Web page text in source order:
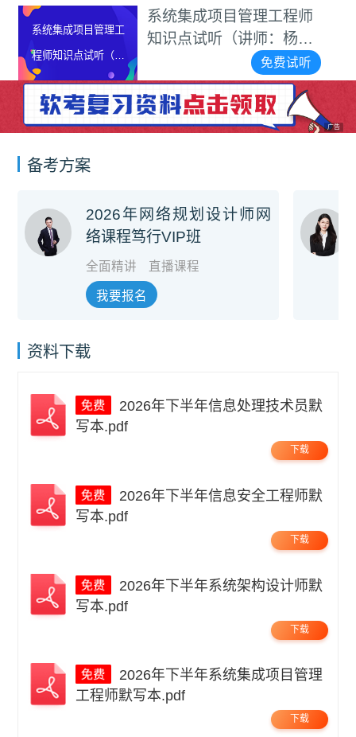
系统集成项目管理工
程师知识点试听（讲
师：杨家雄）
系统集成项目管理工程师
知识点试听（讲师：杨家
免费试听
广告
备考方案
2026年网络规划设计师网
络课程笃行VIP班
全面精讲 直播课程
我要报名
资料下载
写本.pdf
下载
写本.pdf
下载
写本.pdf
下载
工程师默写本.pdf
下载